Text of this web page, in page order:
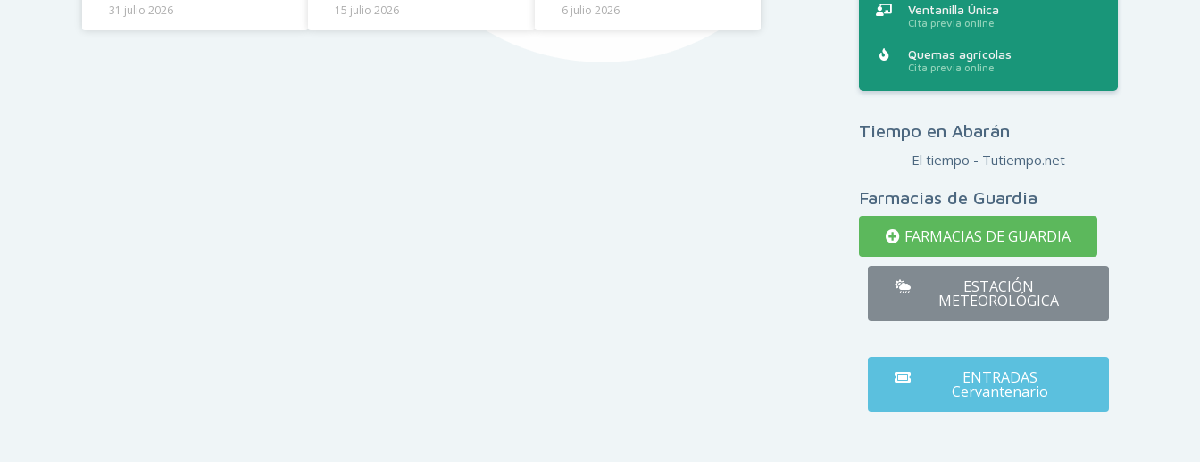
31 julio 2026 15 julio 2026 6 julio 2026 Ventanilla Única
Cita previa online
Quemas agrícolas
Cita previa online
Tiempo en Abarán
El tiempo - Tutiempo.net
Farmacias de Guardia
FARMACIAS DE GUARDIA
ESTACIÓN
METEOROLÓGICA
ENTRADAS
Cervantenario